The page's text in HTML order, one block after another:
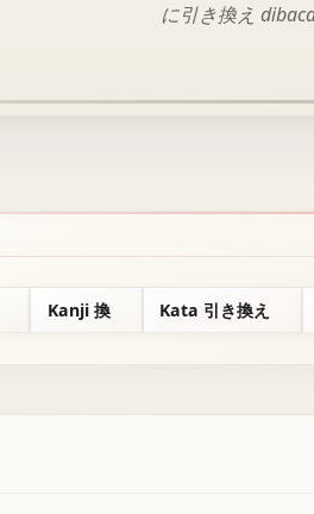
に引き換え
Kanji 換 Kata 引き換え